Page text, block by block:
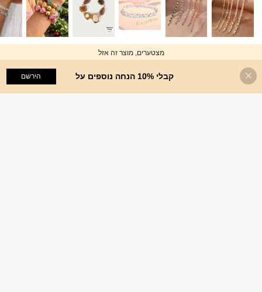
מצטערים, מוצר זה אזל
סולד אאוט קבלי 10% הנחה נוספים על הירשם